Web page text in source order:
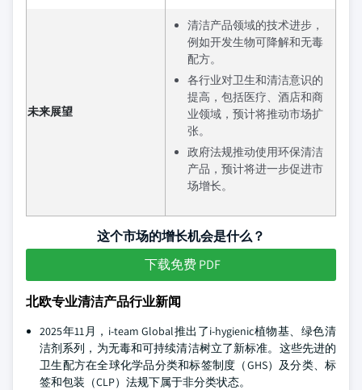
未来展望
清洁产品领域的技术进步，
例如开发生物可降解和无毒
配方。
各行业对卫生和清洁意识的
提高，包括医疗、酒店和商
业领域，预计将推动市场扩
张。
政府法规推动使用环保清洁
产品，预计将进一步促进市
场增长。
这个市场的增长机会是什么？
下载免费 PDF
北欧专业清洁产品行业新闻
2025年11月，i-team Global推出了i-hygienic植物基、绿色清
洁剂系列，为无毒和可持续清洁树立了新标准。这些先进的
卫生配方在全球化学品分类和标签制度（GHS）及分类、标
签和包装（CLP）法规下属于非分类状态。